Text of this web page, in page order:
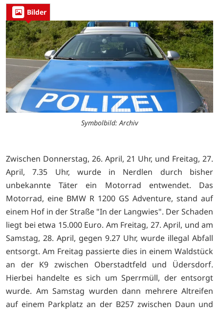
Bilder
Symbolbild: Archiv
Zwischen Donnerstag, 26. April, 21 Uhr, und Freitag, 27.
April, 7.35 Uhr, wurde in Nerdlen durch bisher
unbekannte Täter ein Motorrad entwendet. Das
Motorrad, eine BMW R 1200 GS Adventure, stand auf
einem Hof in der Straße "In der Langwies". Der Schaden
liegt bei etwa 15.000 Euro. Am Freitag, 27. April, und am
Samstag, 28. April, gegen 9.27 Uhr, wurde illegal Abfall
entsorgt. Am Freitag passierte dies in einem Waldstück
an der K9 zwischen Oberstadtfeld und Üdersdorf.
Hierbei handelte es sich um Sperrmüll, der entsorgt
wurde. Am Samstag wurden dann mehrere Altreifen
auf einem Parkplatz an der B257 zwischen Daun und